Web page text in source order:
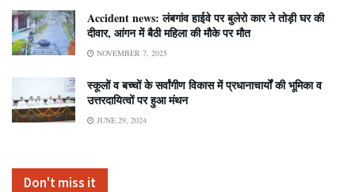
Accident news: लंबगांव हाईवे पर बुलेरो कार ने तोड़ी घर की
दीवार, आंगन में बैठी महिला की मौके पर मौत
NOVEMBER 7, 2025
स्कूलों व बच्चों के सर्वांगीण विकास में प्रधानाचार्यों की भूमिका व
उत्तरदायित्वों पर हुआ मंथन
JUNE 29, 2024
Don't miss it